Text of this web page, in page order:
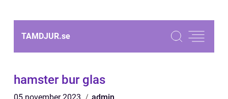
TAMDJUR.se
hamster bur glas